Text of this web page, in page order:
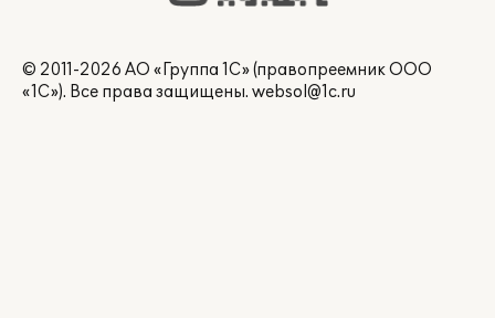
© 2011-2026 АО «Группа 1С» (правопреемник ООО
«1С»). Все права защищены. websol@1c.ru